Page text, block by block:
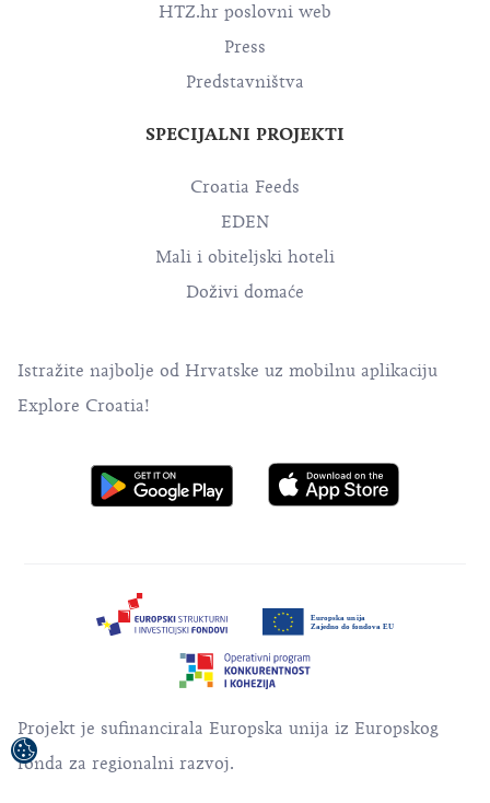
HTZ.hr poslovni web
Press
Predstavništva
SPECIJALNI PROJEKTI
Croatia Feeds
EDEN
Mali i obiteljski hoteli
Doživi domaće
Istražite najbolje od Hrvatske uz mobilnu aplikaciju
Explore Croatia!
Projekt je sufinancirala Europska unija iz Europskog
fonda za regionalni razvoj.